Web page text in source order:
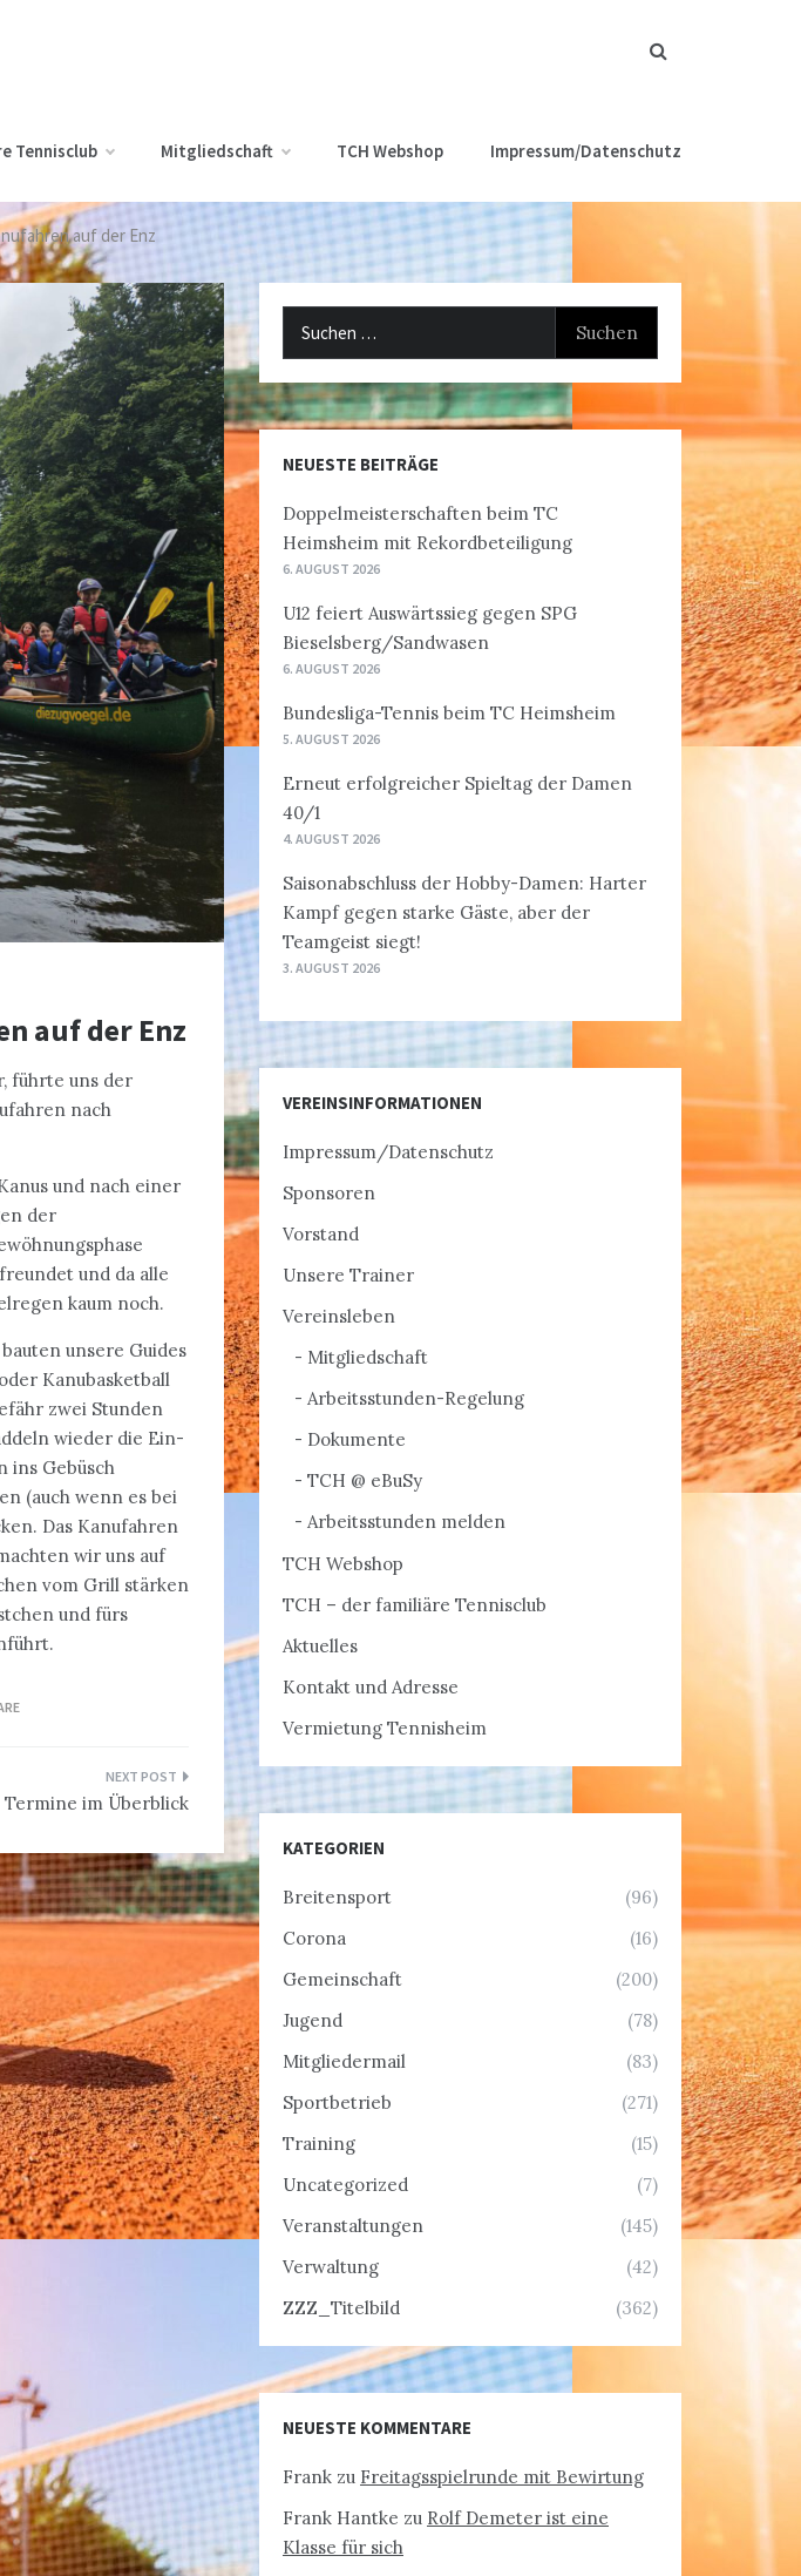
Tennisclub Mitgliedschaft TCH Webshop Impressum/Datenschutz
auf der Enz
auf der Enz
führte uns der
nach
und nach einer
der
und da alle
kaum noch.
unsere Guides
Kanubasketball
zwei Stunden
wieder die Ein-
ins Gebüsch
(auch wenn es bei
Das Kanufahren
wir uns auf
vom Grill stärken
und fürs
Termine im Überblick
NEUESTE BEITRÄGE
Doppelmeisterschaften beim TC
Heimsheim mit Rekordbeteiligung
6. AUGUST 2026
U12 feiert Auswärtssieg gegen SPG
Bieselsberg/Sandwasen
6. AUGUST 2026
Bundesliga-Tennis beim TC Heimsheim
5. AUGUST 2026
Erneut erfolgreicher Spieltag der Damen
40/1
4. AUGUST 2026
Saisonabschluss der Hobby-Damen: Harter
Kampf gegen starke Gäste, aber der
Teamgeist siegt!
3. AUGUST 2026
VEREINSINFORMATIONEN
Impressum/Datenschutz
Sponsoren
Vorstand
Unsere Trainer
Vereinsleben
Mitgliedschaft
Arbeitsstunden-Regelung
Dokumente
TCH @ eBuSy
Arbeitsstunden melden
TCH Webshop
TCH – der familiäre Tennisclub
Aktuelles
Kontakt und Adresse
Vermietung Tennisheim
KATEGORIEN
Breitensport
(96)
Corona
(16)
Gemeinschaft
(200)
Jugend
(78)
Mitgliedermail
(83)
Sportbetrieb
(271)
Training
(15)
Uncategorized
(7)
Veranstaltungen
(145)
Verwaltung
(42)
ZZZ_Titelbild
(362)
NEUESTE KOMMENTARE
Frank zu Freitagsspielrunde mit Bewirtung
Frank Hantke zu Rolf Demeter ist eine
Klasse für sich